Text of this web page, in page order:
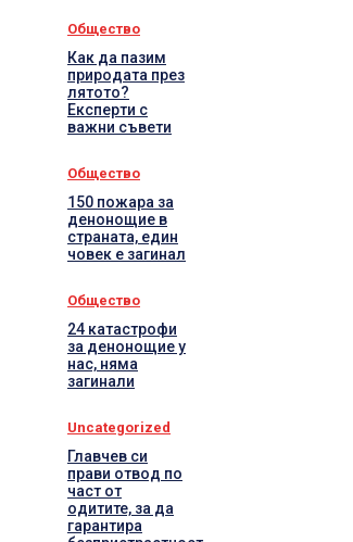
Общество
Как да пазим
природата през
лятото?
Експерти с
важни съвети
Общество
150 пожара за
денонощие в
страната, един
човек е загинал
Общество
24 катастрофи
за денонощие у
нас, няма
загинали
Uncategorized
Главчев си
прави отвод по
част от
одитите, за да
гарантира